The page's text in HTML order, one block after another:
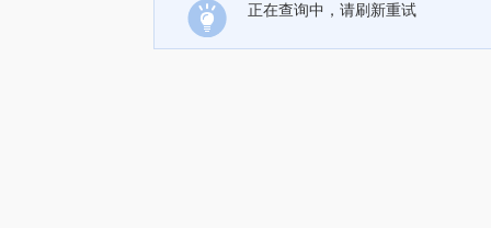
正在查询中，请刷新重试